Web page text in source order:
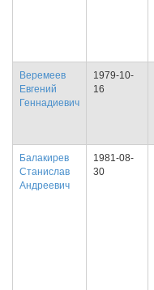
Веремеев
Евгений
Геннадиевич
1979-10-
16
Балакирев
Станислав
Андреевич
1981-08-
30